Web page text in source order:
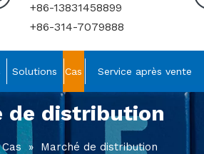
+86-13831458899
+86-314-7079888
Solutions Cas Service après vente
de distribution
Cas » Marché de distribution